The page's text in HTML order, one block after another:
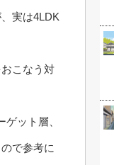
実は4LDK
こなう対
ット層、
で参考に